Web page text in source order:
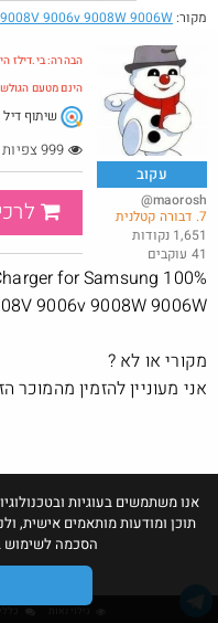
משקל אדם משוכלל בפחות
$6.1
אנו משתמשים בעוגיות
תוכן ומודעות מותאמים אישית,
הסכמה לשימוש
מקור: G900F G9008V 9006v 9008W 9006W
עקוב
@maorosh
7. דבורה קטלנית
1,651 נקודות
41 עוקבים
הבהרה: בי.דילז
הינם מטעם
שיתוף דיל
Charger for Samsung
9006v 9008W 9006W
מקורי או לא ?
אני מעוניין להזמין מהמוכר